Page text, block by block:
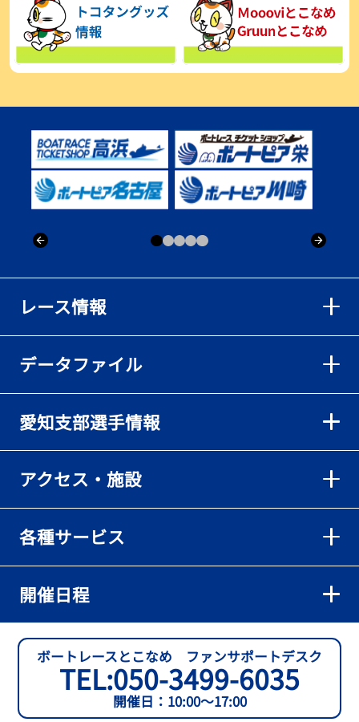
レース情報
データファイル
愛知支部選手情報
アクセス・施設
各種サービス
開催日程
ボートレースとこなめ ファンサポートデスク
TEL:050-3499-6035
開催日：10:00～17:00